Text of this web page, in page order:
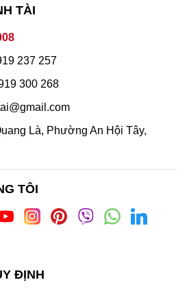
TÀI
237 257
300 268
Là, Phường An Hội Tây,
TÔI
ĐỊNH